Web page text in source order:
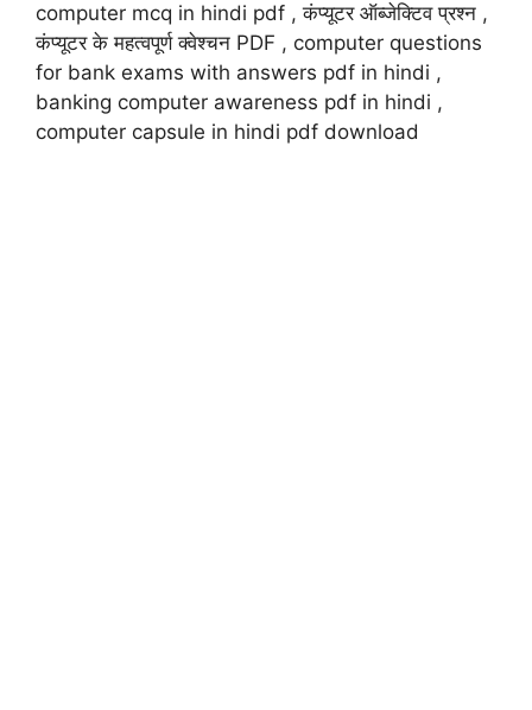
computer mcq in hindi pdf , कंप्यूटर ऑब्जेक्टिव प्रश्न ,
कंप्यूटर के महत्वपूर्ण क्वेश्चन PDF , computer questions
for bank exams with answers pdf in hindi ,
banking computer awareness pdf in hindi ,
computer capsule in hindi pdf download